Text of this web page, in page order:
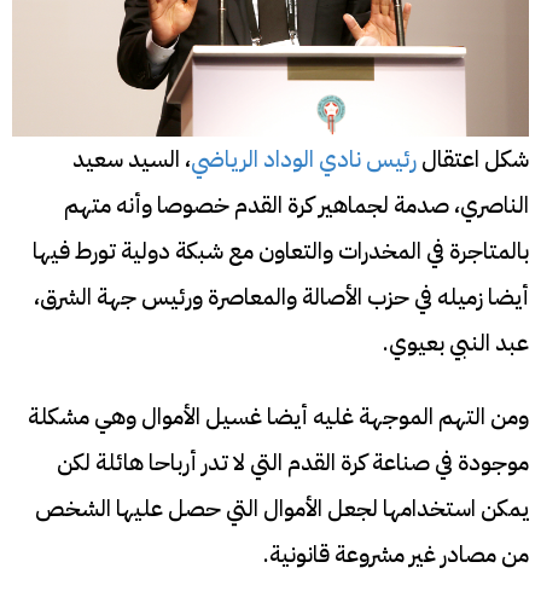
شكل اعتقالرئيس نادي الوداد الرياضي، السيد سعيد
الناصري، صدمة لجماهير كرة القدم خصوصا وأنه متهم
بالمتاجرة في المخدرات والتعاون مع شبكة دولية تورط فيها
أيضا زميله في حزب الأصالة والمعاصرة ورئيس جهة الشرق،
عبد النبي بعيوي.
ومن التهم الموجهة غليه أيضا غسيل الأموال وهي مشكلة
موجودة في صناعة كرة القدم التي لا تدر أرباحا هائلة لكن
يمكن استخدامها لجعل الأموال التي حصل عليها الشخص
من مصادر غير مشروعة قانونية.